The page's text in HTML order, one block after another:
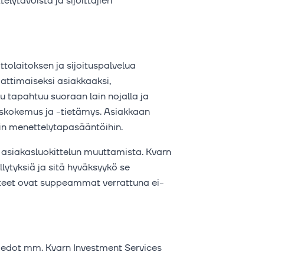
ja sijoituspalvelua
asiakkaaksi,
tapahtuu suoraan lain nojalla ja
ja -tietämys. Asiakkaan
menettelytapasääntöihin.
muuttamista. Kvarn
ja sitä hyväksyykö se
ovat suppeammat verrattuna ei-
mm. Kvarn Investment Services